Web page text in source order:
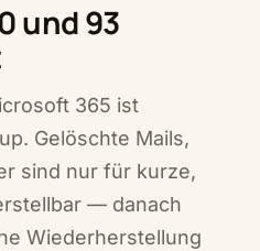
und 93
365 ist
Gelöschte Mails,
sind nur für kurze,
— danach
Wiederherstellung